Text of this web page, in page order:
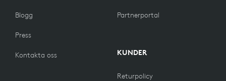
Blogg
Press
Kontakta oss
Partnerportal
KUNDER
Returpolicy